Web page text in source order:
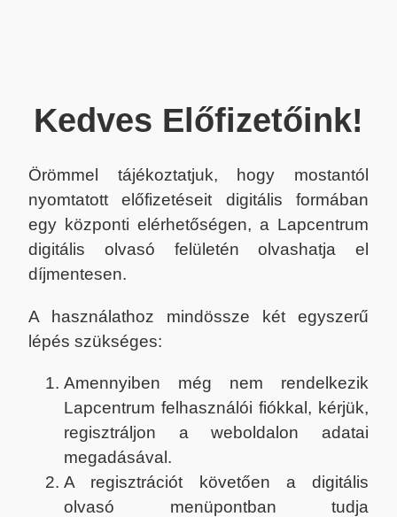
Kedves Előfizetőink!
Örömmel tájékoztatjuk, hogy mostantól
nyomtatott előfizetéseit digitális formában
egy központi elérhetőségen, a Lapcentrum
digitális olvasó felületén olvashatja el
díjmentesen.
A használathoz mindössze két egyszerű
lépés szükséges:
Amennyiben még nem rendelkezik
Lapcentrum felhasználói fiókkal, kérjük,
regisztráljon a weboldalon adatai
megadásával.
A regisztrációt követően a digitális
olvasó menüpontban tudja